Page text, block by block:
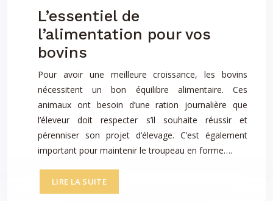
L’essentiel de
l’alimentation pour vos
bovins
Pour avoir une meilleure croissance, les bovins
nécessitent un bon équilibre alimentaire. Ces
animaux ont besoin d’une ration journalière que
l’éleveur doit respecter s’il souhaite réussir et
pérenniser son projet d’élevage. C’est également
important pour maintenir le troupeau en forme….
LIRE LA SUITE